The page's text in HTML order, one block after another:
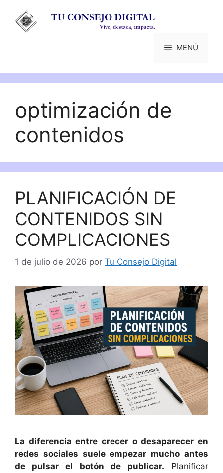
contenido
MENÚ
optimización de
contenidos
PLANIFICACIÓN DE
CONTENIDOS SIN
COMPLICACIONES
1 de julio de 2026 por Tu Consejo Digital
La diferencia entre crecer o desaparecer en
redes sociales suele empezar mucho antes
de pulsar el botón de publicar. Planificar